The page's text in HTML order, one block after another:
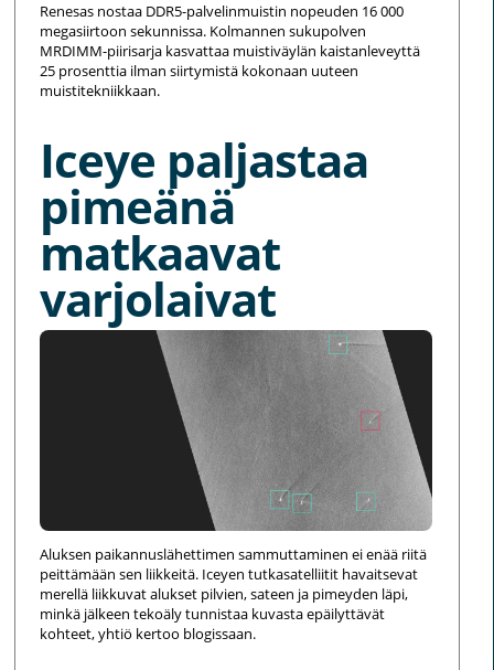
Renesas nostaa DDR5-palvelinmuistin nopeuden 16 000
megasiirtoon sekunnissa. Kolmannen sukupolven
MRDIMM-piirisarja kasvattaa muistiväylän kaistanleveyttä
25 prosenttia ilman siirtymistä kokonaan uuteen
muistitekniikkaan.
Iceye paljastaa
pimeänä
matkaavat
varjolaivat
Aluksen paikannuslähettimen sammuttaminen ei enää riitä
peittämään sen liikkeitä. Iceyen tutkasatelliitit havaitsevat
merellä liikkuvat alukset pilvien, sateen ja pimeyden läpi,
minkä jälkeen tekoäly tunnistaa kuvasta epäilyttävät
kohteet, yhtiö kertoo blogissaan.